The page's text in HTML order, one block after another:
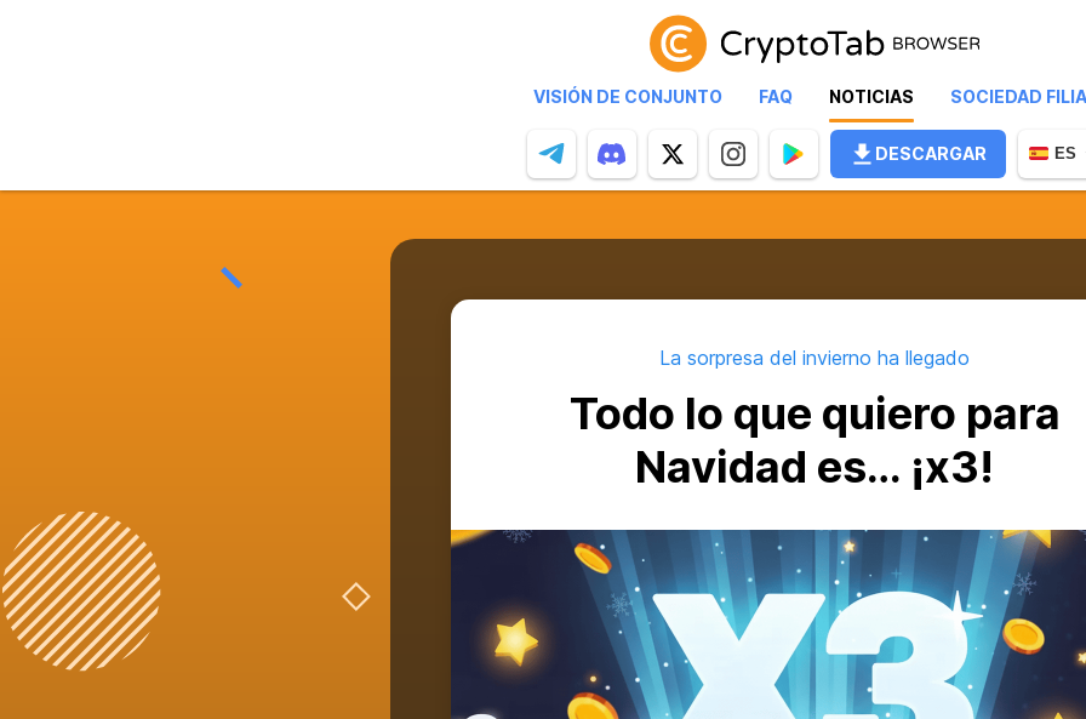
VISIÓN DE CONJUNTO FAQ NOTICIAS SOCIEDAD
DESCARGAR ES
La sorpresa del invierno ha llegado
Todo lo que quiero para
Navidad es… ¡x3!